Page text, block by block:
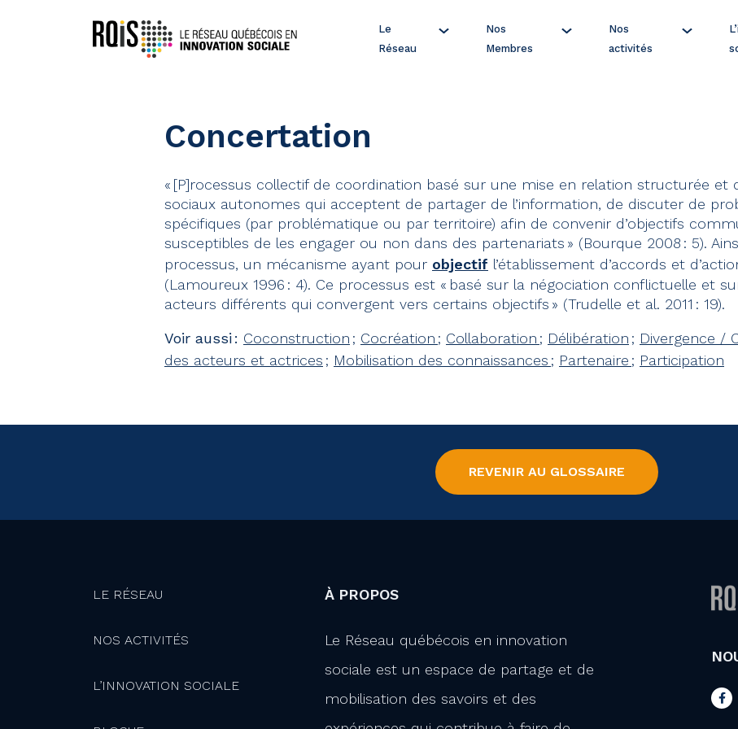
Le
Réseau
Nos
Membres
Nos
activités
Concertation
« [P]rocessus collectif de coordination basé sur une mise en relation structurée et
sociaux autonomes qui acceptent de partager de l’information, de discuter de
spécifiques (par problématique ou par territoire) afin de convenir d’objectifs
susceptibles de les engager ou non dans des partenariats » (Bourque 2008 : 5).
processus, un mécanisme ayant pour objectif l’établissement d’accords et
(Lamoureux 1996 : 4). Ce processus est « basé sur la négociation conflictuelle et
acteurs différents qui convergent vers certains objectifs » (Trudelle et al. 2011 : 19).
Voir aussi : Coconstruction ; Cocréation ; Collaboration ; Délibération ; Divergence /
des acteurs et actrices ; Mobilisation des connaissances ; Partenaire ; Participation
REVENIR AU GLOSSAIRE
LE RÉSEAU
NOS ACTIVITÉS
L’INNOVATION SOCIALE
À PROPOS
Le Réseau québécois en innovation
sociale est un espace de partage et de
mobilisation des savoirs et des